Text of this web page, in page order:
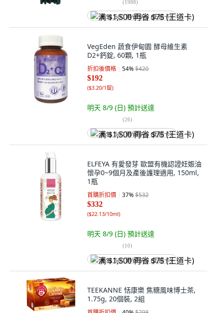
(1988)
满 $1,500 再省 $75 (王道卡)
VegEden 蔬食伊甸園 酵母維生素
D2+鈣錠, 60顆, 1瓶
折扣後價格 54%$420
$192
($3.20/1錠)
明天 8/9 (日) 預計送達
(26)
满 $1,500 再省 $75 (王道卡)
ELFEYA 有愛發芽 歐盟有機認證妊娠油
懷孕0~9個月及產後護理適用, 150ml,
1瓶
首購折扣價 37%$532
$332
($22.13/10ml)
明天 8/9 (日) 預計送達
(10)
满 $1,500 再省 $75 (王道卡)
TEEKANNE 恬康樂 焦糖風味博士茶,
1.75g, 20個裝, 2組